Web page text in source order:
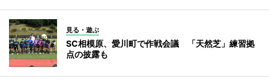
見る・遊ぶ
SC相模原、愛川町で作戦会議 「天然芝」練習拠
点の披露も